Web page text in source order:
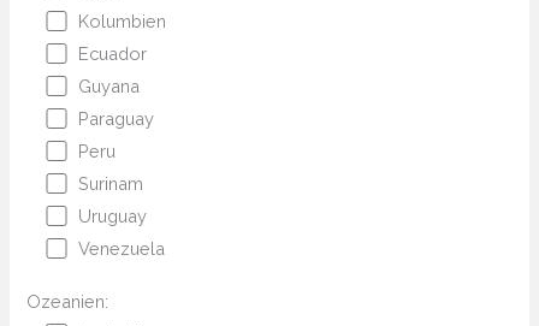
Kolumbien
Ecuador
Guyana
Paraguay
Peru
Surinam
Uruguay
Venezuela
Ozeanien: